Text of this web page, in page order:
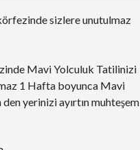
sizlere unutulmaz
Mavi Yolculuk Tatilinizi
1 Hafta boyunca Mavi
yerinizi ayırtın muhteşem